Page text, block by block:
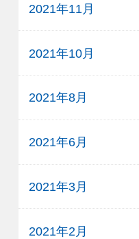
2021年11月
2021年10月
2021年8月
2021年6月
2021年3月
2021年2月